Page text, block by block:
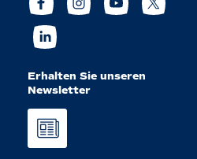
Erhalten Sie unseren
Newsletter